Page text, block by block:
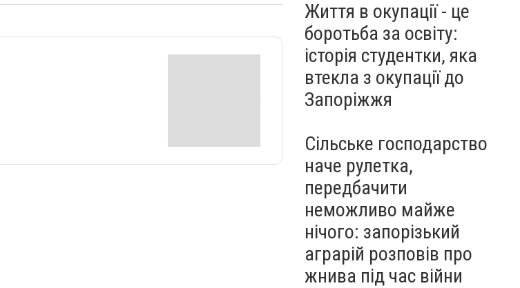
Життя в окупації - це
боротьба за освіту:
історія студентки, яка
втекла з окупації до
Запоріжжя
Сільське господарство
наче рулетка,
передбачити
неможливо майже
нічого: запорізький
аграрій розповів про
жнива під час війни